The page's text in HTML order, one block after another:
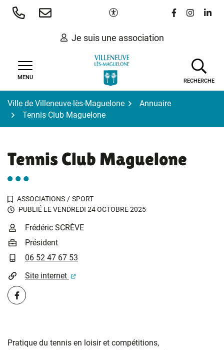
Aller
Paramètres d'accessibilité
Lien vers le
Lien vers
Lien
Je suis une association
MENU
RECHERCHE
Ville de Villeneuve-lès-Maguelone
Annuaire
Tennis Club Maguelone
Tennis Club Maguelone
ASSOCIATIONS / SPORT
PUBLIÉ LEVENDREDI 24 OCTOBRE 2025
INFOS UTILES
Frédéric SCRÈVE
Président
06 52 47 67 53
Site internet
(ouverture dans un nouvel onglet)
Facebook
Pratique du tennis en loisir et compétitions,